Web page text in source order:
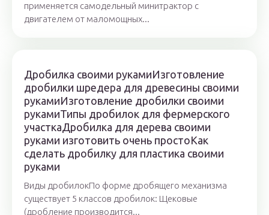
применяется самодельный минитрактор с
двигателем от маломощных...
Дробилка своими рукамиИзготовление
дробилки шредера для древесины своими
рукамиИзготовление дробилки своими
рукамиТипы дробилок для фермерского
участкаДробилка для дерева своими
руками изготовить очень простоКак
сделать дробилку для пластика своими
руками
Виды дробилокПо форме дробящего механизма
существует 5 классов дробилок: Щековые
(дробление производится...